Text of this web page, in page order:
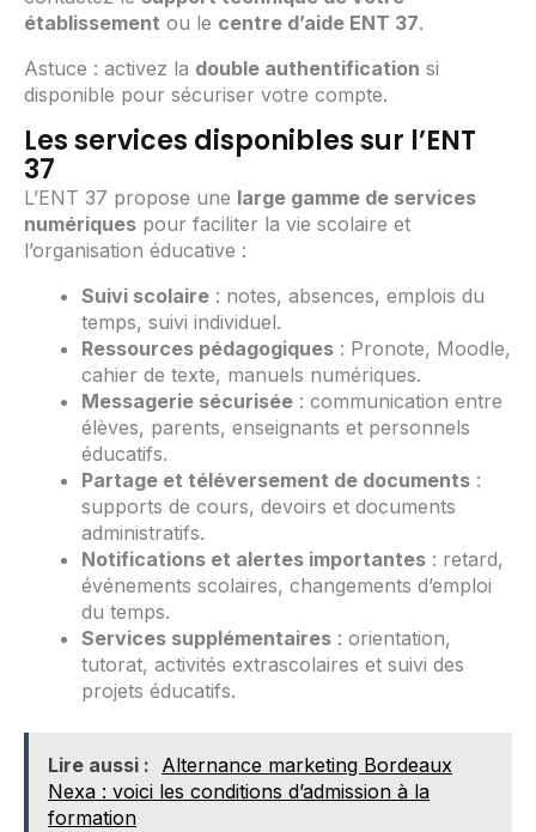
établissement ou le centre d’aide ENT 37.
Astuce : activez la double authentification si
disponible pour sécuriser votre compte.
Les services disponibles sur l’ENT
37
L’ENT 37 propose une large gamme de services
numériques pour faciliter la vie scolaire et
l’organisation éducative :
Suivi scolaire : notes, absences, emplois du
temps, suivi individuel.
Ressources pédagogiques : Pronote, Moodle,
cahier de texte, manuels numériques.
Messagerie sécurisée : communication entre
élèves, parents, enseignants et personnels
éducatifs.
Partage et téléversement de documents :
supports de cours, devoirs et documents
administratifs.
Notifications et alertes importantes : retard,
événements scolaires, changements d’emploi
du temps.
Services supplémentaires : orientation,
tutorat, activités extrascolaires et suivi des
projets éducatifs.
Lire aussi : Alternance marketing Bordeaux
Nexa : voici les conditions d’admission à la
formation